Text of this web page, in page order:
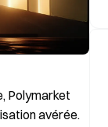
Polymarket
avérée.